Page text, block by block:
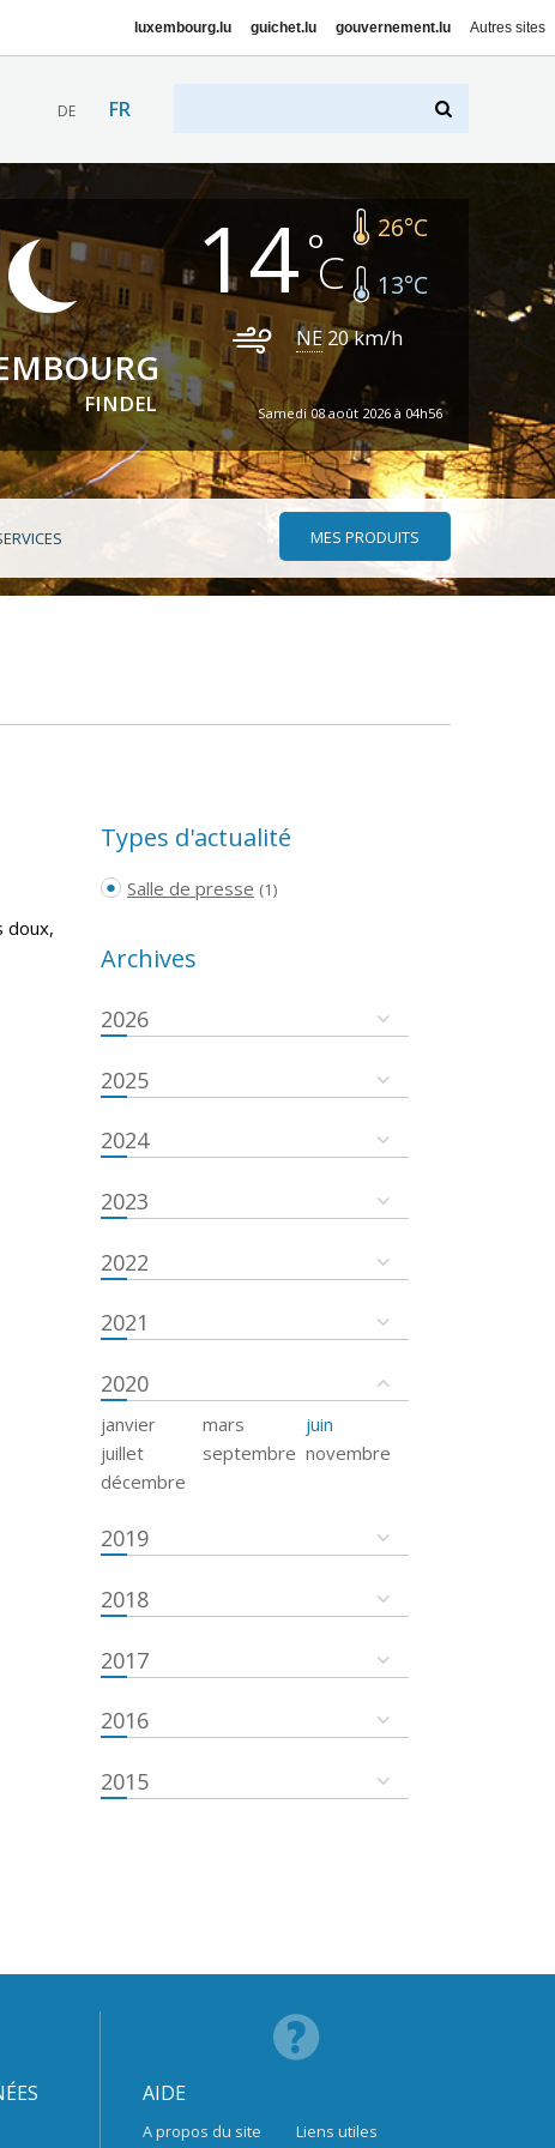
luxembourg.lu guichet.lu gouvernement.lu Autres sites
DE FR
FINDEL
14 26°C
13°C
NE 20km/h
Samedi 08 août 2026 à 04h56
MES PRODUITS
doux,
Types d'actualité
Salle de presse (1)
Archives
2026
2025
2024
2023
2022
2021
2020
janvier mars
juin
juillet
septembre novembre
décembre
2019
2018
2017
2016
2015
AIDE
A propos du site Liens utiles